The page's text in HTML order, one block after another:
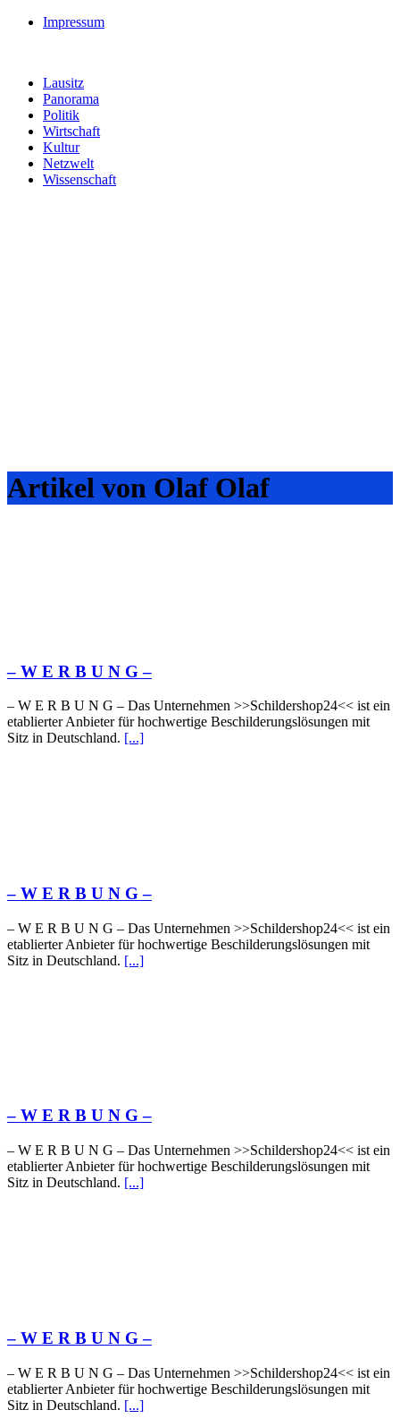
Impressum
Lausitz
Panorama
Politik
Wirtschaft
Kultur
Netzwelt
Wissenschaft
Artikel von Olaf Olaf
– W Ε R Β U Ν G –
– W Ε R Β U Ν G – Das Unternehmen >>Schildershop24<< ist ein
etablierter Anbieter für hochwertige Beschilderungslösungen mit
Sitz in Deutschland. [...]
– W Ε R Β U Ν G –
– W Ε R Β U Ν G – Das Unternehmen >>Schildershop24<< ist ein
etablierter Anbieter für hochwertige Beschilderungslösungen mit
Sitz in Deutschland. [...]
– W Ε R Β U Ν G –
– W Ε R Β U Ν G – Das Unternehmen >>Schildershop24<< ist ein
etablierter Anbieter für hochwertige Beschilderungslösungen mit
Sitz in Deutschland. [...]
– W Ε R Β U Ν G –
– W Ε R Β U Ν G – Das Unternehmen >>Schildershop24<< ist ein
etablierter Anbieter für hochwertige Beschilderungslösungen mit
Sitz in Deutschland. [...]